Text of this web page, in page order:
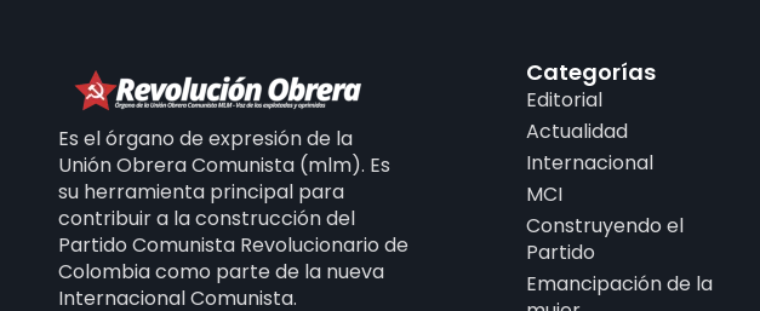
Es el órgano de expresión de la
Unión Obrera Comunista (mlm). Es
su herramienta principal para
contribuir a la construcción del
Partido Comunista Revolucionario de
Colombia como parte de la nueva
Internacional Comunista.
Categorías
Editorial
Actualidad
Internacional
MCI
Construyendo el
Partido
Emancipación de la